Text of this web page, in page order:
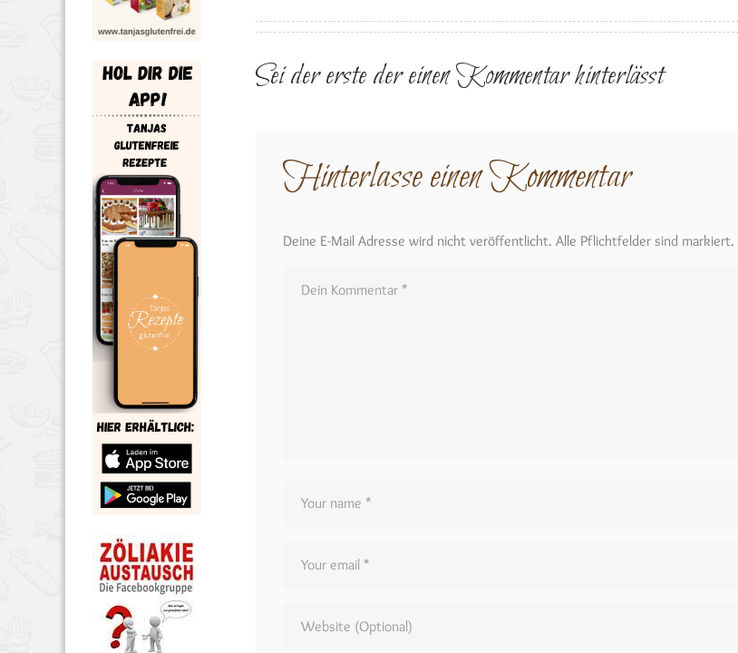
Sei der erste der einen Kommentar hinterlässt
Hinterlasse einen Kommentar
Deine E-Mail Adresse wird nicht veröffentlicht. Alle Pflichtfelder sind markiert.